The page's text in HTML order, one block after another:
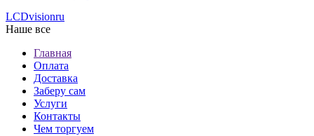
LCDvisionru
Наше все
Главная
Оплата
Доставка
Заберу сам
Услуги
Контакты
Чем торгуем